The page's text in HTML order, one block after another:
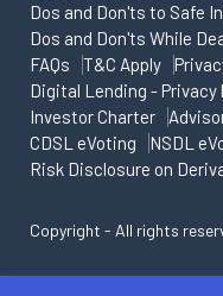
Dos and Don'ts to Safe
Dos and Don'ts While
FAQs
T&C Apply
Digital Lending - Privacy
Investor Charter
CDSL eVoting
NSDL
Risk Disclosure on
Copyright - All rights